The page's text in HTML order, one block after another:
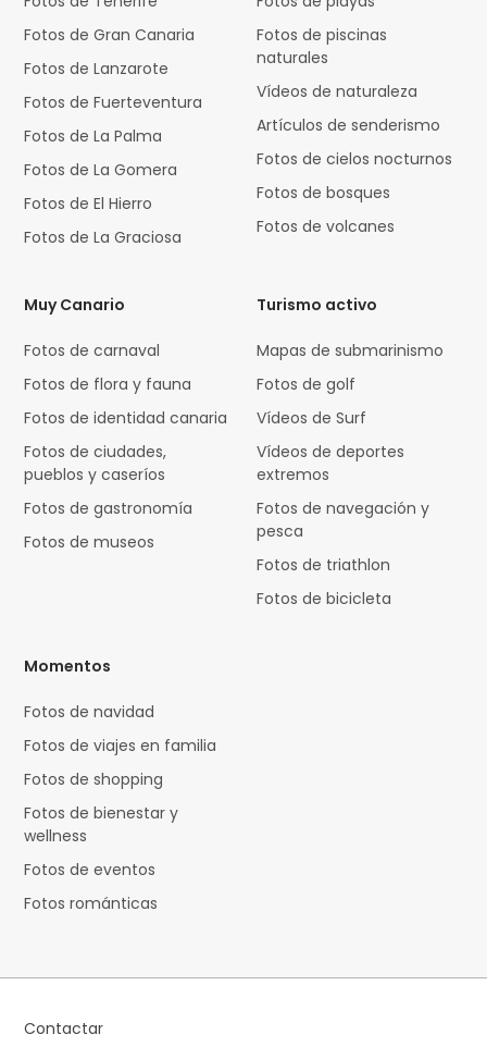
Fotos de Gran Canaria
Fotos de Lanzarote
Fotos de Fuerteventura
Fotos de La Palma
Fotos de La Gomera
Fotos de El Hierro
Fotos de La Graciosa
Fotos de piscinas
naturales
Vídeos de naturaleza
Artículos de senderismo
Fotos de cielos nocturnos
Fotos de bosques
Fotos de volcanes
Muy Canario
Fotos de carnaval
Fotos de flora y fauna
Fotos de identidad canaria
Fotos de ciudades,
pueblos y caseríos
Fotos de gastronomía
Fotos de museos
Turismo activo
Mapas de submarinismo
Fotos de golf
Vídeos de Surf
Vídeos de deportes
extremos
Fotos de navegación y
pesca
Fotos de triathlon
Fotos de bicicleta
Momentos
Fotos de navidad
Fotos de viajes en familia
Fotos de shopping
Fotos de bienestar y
wellness
Fotos de eventos
Fotos románticas
Contactar